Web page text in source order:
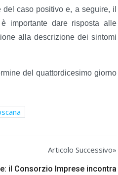
caso positivo e, a seguire, il
importante dare risposta alle
alla descrizione dei sintomi
del quattordicesimo giorno
Articolo Successivo»
il Consorzio Imprese incontra